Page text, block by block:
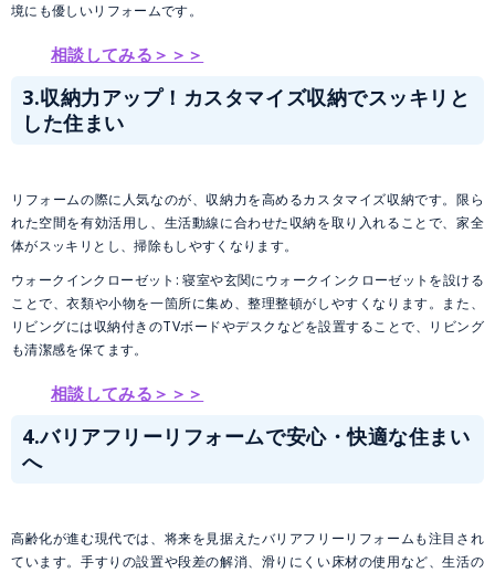
境にも優しいリフォームです。
相談してみる＞＞＞
3.収納力アップ！カスタマイズ収納でスッキリと
した住まい
リフォームの際に人気なのが、収納力を高めるカスタマイズ収納です。限ら
れた空間を有効活用し、生活動線に合わせた収納を取り入れることで、家全
体がスッキリとし、掃除もしやすくなります。
ウォークインクローゼット: 寝室や玄関にウォークインクローゼットを設ける
ことで、衣類や小物を一箇所に集め、整理整頓がしやすくなります。また、
リビングには収納付きのTVボードやデスクなどを設置することで、リビング
も清潔感を保てます。
相談してみる＞＞＞
4.バリアフリーリフォームで安心・快適な住まい
へ
高齢化が進む現代では、将来を見据えたバリアフリーリフォームも注目され
ています。手すりの設置や段差の解消、滑りにくい床材の使用など、生活の